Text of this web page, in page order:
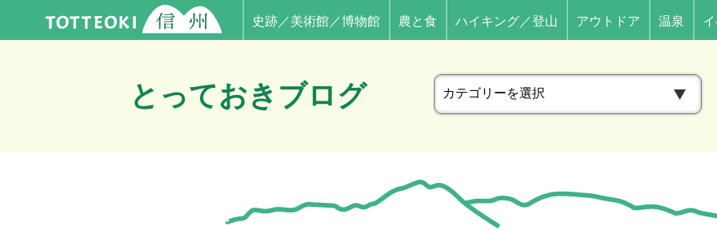
史跡／美術館／博物館 農と食 ハイキング／登山 アウトドア 温泉
とっておきブログ
カ
テ
リ
ー